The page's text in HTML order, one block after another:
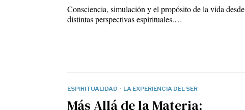
Consciencia, simulación y el propósito de la vida desde
distintas perspectivas espirituales.…
ESPIRITUALIDAD · LA EXPERIENCIA DEL SER
Más Allá de la Materia: